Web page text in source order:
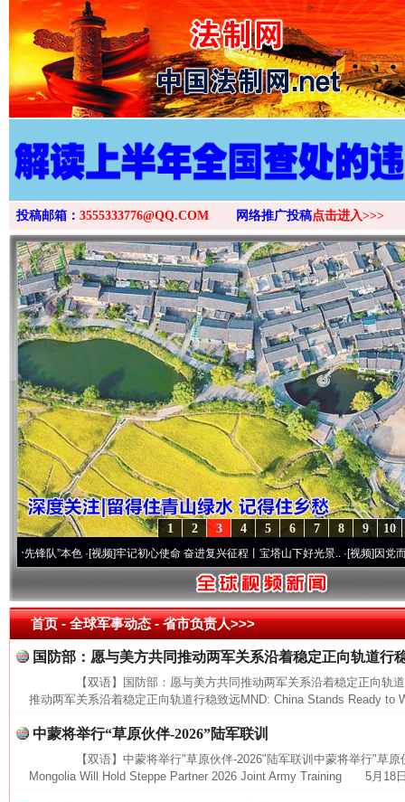
>
投稿邮箱： 3555333776@QQ.COM 网络推广投稿点击进入>>>
10
9
8
7
6
5
4
3
2
1
队”本色·[视频]牢记初心使命 奋进复兴征程丨宝塔山下好光景..·[视频]因党而生 为
首页- 全球军事动态 -省市负责人>>>
国防部：愿与美方共同推动两军关系沿着稳定正向轨道行
【双语】国防部：愿与美方共同推动两军关系沿着稳定正向轨
推动两军关系沿着稳定正向轨道行稳致远MND: China Stands Ready to
中蒙将举行“草原伙伴-2026”陆军联训
【双语】中蒙将举行"草原伙伴-2026"陆军联训中蒙将举行"草原
Mongolia Will Hold Steppe Partner 2026 Joint Army Training 5月18